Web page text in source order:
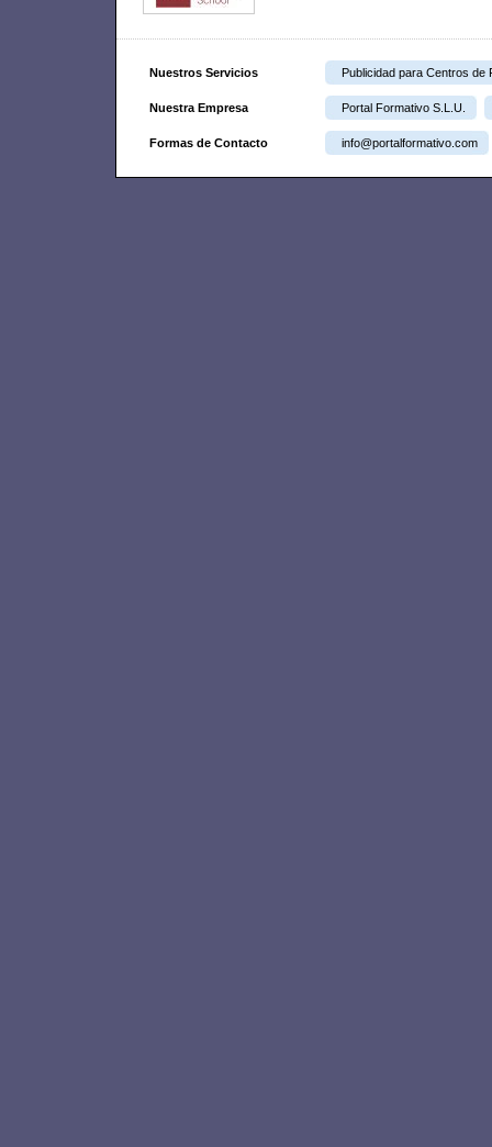
Nuestros Servicios Publicidad para Centros de
Nuestra Empresa Portal Formativo S.L.U.
Formas de Contacto info@portalformativo.com